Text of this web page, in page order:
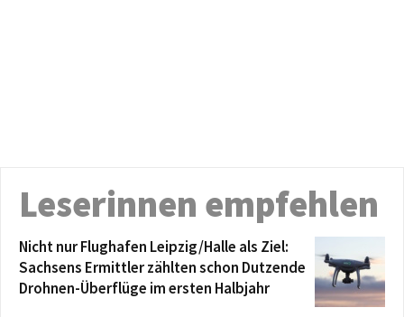
Leserinnen empfehlen
Nicht nur Flughafen Leipzig/Halle als Ziel:
Sachsens Ermittler zählten schon Dutzende
Drohnen-Überflüge im ersten Halbjahr